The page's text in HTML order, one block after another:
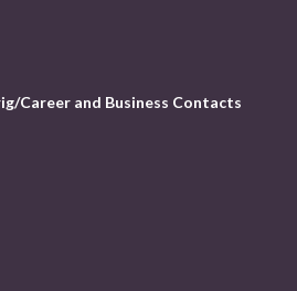
Career and Business Contacts